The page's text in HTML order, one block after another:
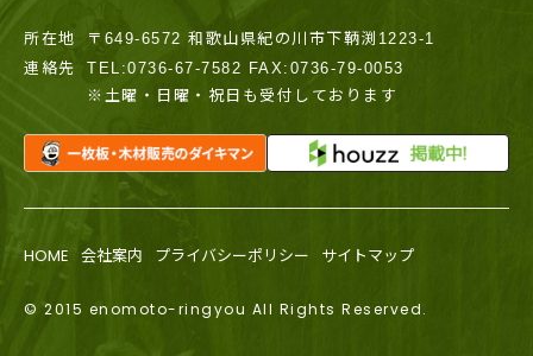
所在地
〒649-6572 和歌山県紀の川市下鞆渕1223-1
連絡先
TEL:0736-67-7582 FAX:0736-79-0053
※土曜・日曜・祝日も受付しております
HOME 会社案内 プライバシーポリシー サイトマップ
© 2015 enomoto-ringyou All Rights Reserved.